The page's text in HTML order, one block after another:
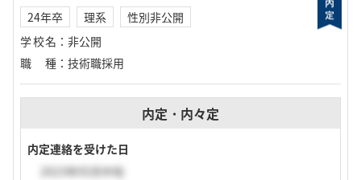
24年卒 理系
性別非公開
学校名 ： 非公開
職種 ： 技術職採用
内定・内々定
内定連絡を受けた日
2023年05月中旬